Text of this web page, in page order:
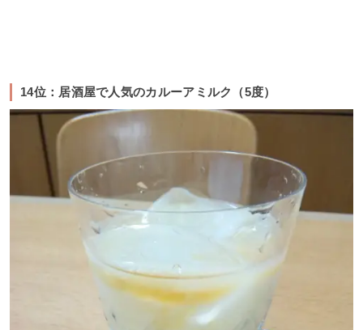
14位：居酒屋で人気のカルーアミルク（5度）